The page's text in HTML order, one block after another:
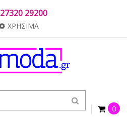
27320 29200
ΧΡΗΣΙΜΑ
0